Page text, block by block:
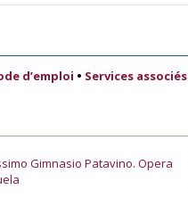
d’emploi • Services associés
Gimnasio Patavino. Opera